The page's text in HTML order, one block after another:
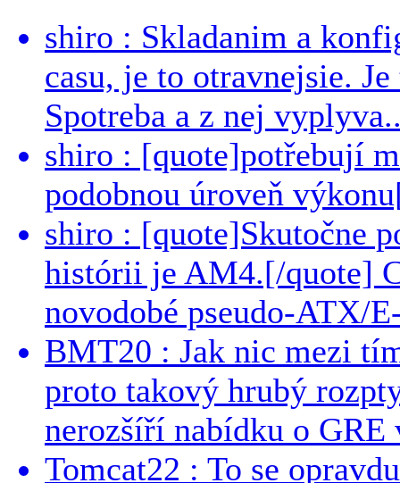
shiro : Skladanim a
casu, je to otravnejsie.
Spotreba a z nej
shiro : [quote]potřebují
podobnou úroveň
shiro : [quote]Skutočne
histórii je AM4.[/quote]
novodobé pseudo-ATX/
BMT20 : Jak nic mezi
proto takový hrubý
nerozšíří nabídku o GRE
Tomcat22 : To se